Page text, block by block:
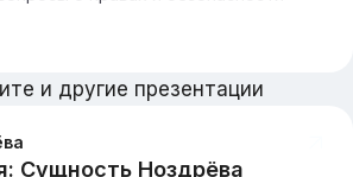
и другие презентации